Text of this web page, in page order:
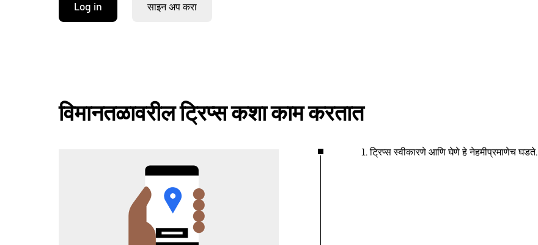
Log in साइन अप करा
विमानतळावरील ट्रिप्स कशा काम करतात
1. ट्रिप्स स्वीकारणे आणि घेणे हे नेहमीप्रमाणेच घडते.